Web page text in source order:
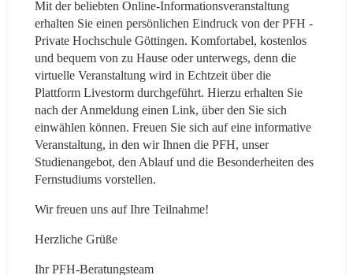
Mit der beliebten Online-Informationsveranstaltung
erhalten Sie einen persönlichen Eindruck von der PFH -
Private Hochschule Göttingen. Komfortabel, kostenlos
und bequem von zu Hause oder unterwegs, denn die
virtuelle Veranstaltung wird in Echtzeit über die
Plattform Livestorm durchgeführt. Hierzu erhalten Sie
nach der Anmeldung einen Link, über den Sie sich
einwählen können. Freuen Sie sich auf eine informative
Veranstaltung, in den wir Ihnen die PFH, unser
Studienangebot, den Ablauf und die Besonderheiten des
Fernstudiums vorstellen.
Wir freuen uns auf Ihre Teilnahme!
Herzliche Grüße
Ihr PFH-Beratungsteam